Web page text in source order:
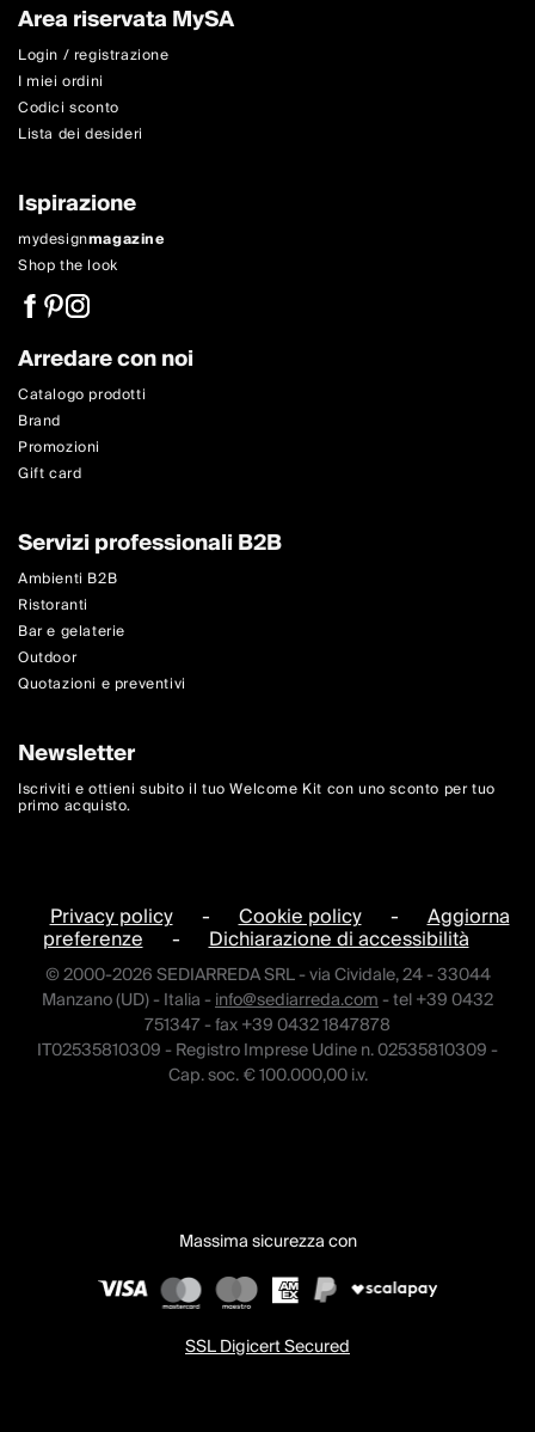
Area riservata MySA
Login / registrazione
I miei ordini
Codici sconto
Lista dei desideri
Ispirazione
mydesignmagazine
Shop the look
Arredare con noi
Catalogo prodotti
Brand
Promozioni
Gift card
Servizi professionali B2B
Ambienti B2B
Ristoranti
Bar e gelaterie
Outdoor
Quotazioni e preventivi
Newsletter
Iscriviti e ottieni subito il tuo Welcome Kit con uno sconto per tuo
primo acquisto.
Privacy policy - Cookie policy - Aggiorna
preferenze - Dichiarazione di accessibilità
© 2000-2026 SEDIARREDA SRL - via Cividale, 24 - 33044
Manzano (UD) - Italia -info@sediarreda.com- tel +39 0432
751347 - fax +39 0432 1847878
IT02535810309 - Registro Imprese Udine n. 02535810309 -
Cap. soc. € 100.000,00 i.v.
Massima sicurezza con
SSL Digicert Secured